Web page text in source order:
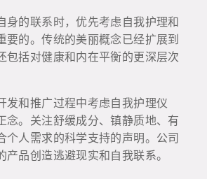
身的联系时，优先考虑自我护理和
要的。传统的美丽概念已经扩展到
包括对健康和内在平衡的更深层次
发和推广过程中考虑自我护理仪
念。关注舒缓成分、镇静质地、有
个人需求的科学支持的声明。公司
产品创造逃避现实和自我联系。